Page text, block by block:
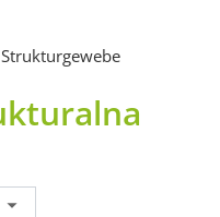
Strukturgewebe